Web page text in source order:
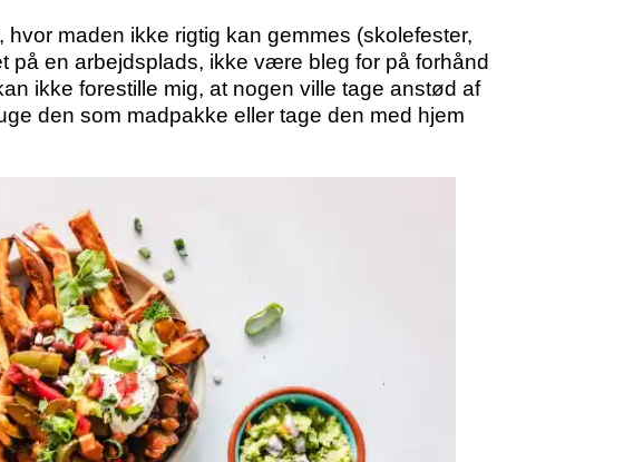
maden ikke rigtig kan gemmes (skolefester,
på en arbejdsplads, ikke være bleg for på forhånd
ikke forestille mig, at nogen ville tage anstød af
den som madpakke eller tage den med hjem